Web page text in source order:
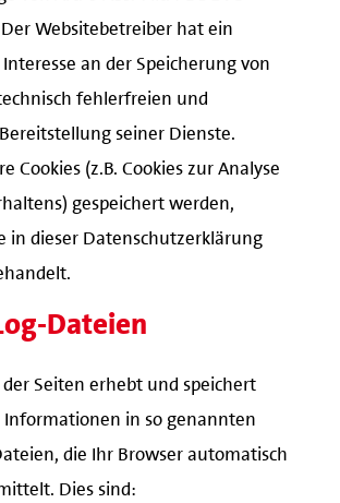
Der Websitebetreiber hat ein
an der Speicherung von
fehlerfreien und
seiner Dienste.
Cookies (z.B. Cookies zur Analyse
gespeichert werden,
in dieser Datenschutzerklärung
Dateien
der Seiten erhebt und speichert
Informationen in so genannten
die Ihr Browser automatisch
Dies sind: